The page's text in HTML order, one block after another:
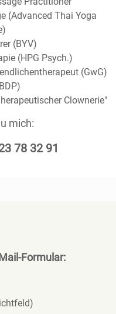
(Advanced Thai Yoga
(BYV)
(HPG Psych.)
(GwG)
Clownerie"
mich:
78 32 91
Formular: